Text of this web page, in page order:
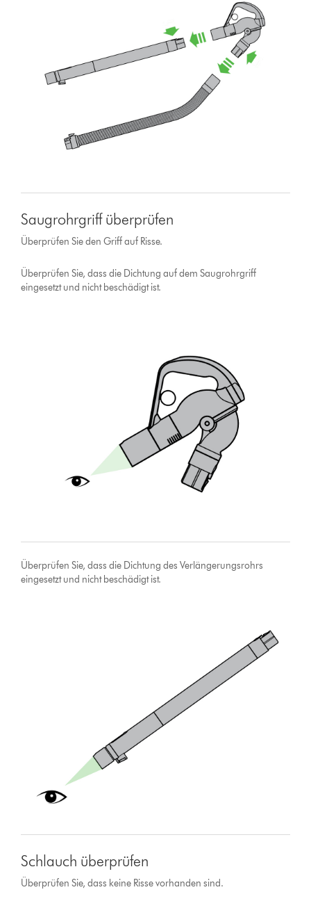
Saugrohrgriff überprüfen
Überprüfen Sie den Griff auf Risse.
Überprüfen Sie, dass die Dichtung auf dem Saugrohrgriff
eingesetzt und nicht beschädigt ist.
Überprüfen Sie, dass die Dichtung des Verlängerungsrohrs
eingesetzt und nicht beschädigt ist.
Schlauch überprüfen
Überprüfen Sie, dass keine Risse vorhanden sind.